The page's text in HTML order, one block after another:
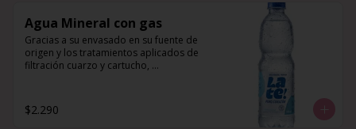
Agua Mineral con gas
Gracias a su envasado en su fuente de
origen y los tratamientos aplicados de
filtración cuarzo y cartucho,
mineral natural de Potasio, Magnesio y
Calcio, es que esta agua es perfecta
$2.290